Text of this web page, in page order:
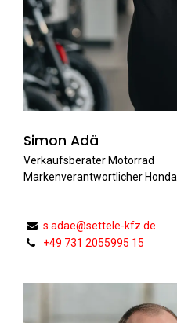
Simon Adä
Verkaufsberater Motorrad
Markenverantwortlicher Honda
s.adae@settele-kfz.de
+49 731 2055995 15